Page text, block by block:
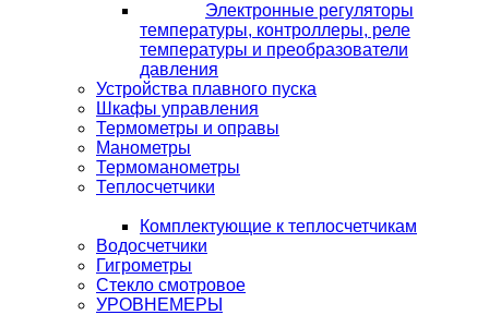
Электронные регуляторы
температуры, контроллеры, реле
температуры и преобразователи
давления
Устройства плавного пуска
Шкафы управления
Термометры и оправы
Манометры
Термоманометры
Теплосчетчики
Комплектующие к теплосчетчикам
Водосчетчики
Гигрометры
Стекло смотровое
УРОВНЕМЕРЫ